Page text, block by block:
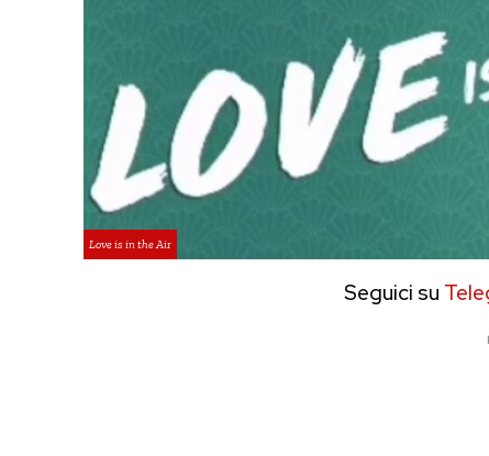
Love is in the Air
Seguici su